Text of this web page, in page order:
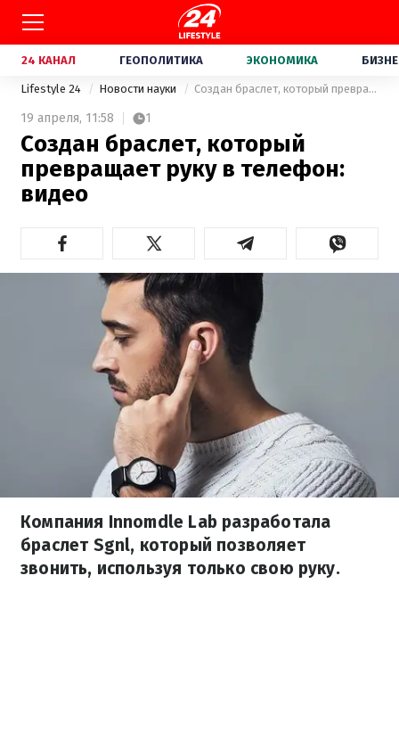
24 КАНАЛ ГЕОПОЛИТИКА ЭКОНОМИКА
Lifestyle 24 Новости науки Создан браслет, который превращает руку в телефон: видео
19 апреля, 11:58 1
Создан браслет, который
превращает руку в телефон:
видео
Компания Innomdle Lab разработала
браслет Sgnl, который позволяет
звонить, используя только свою руку.